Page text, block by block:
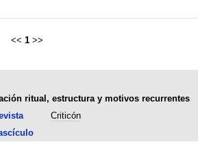
<< 1 >>
ritual, estructura y motivos recurrentes
Criticón